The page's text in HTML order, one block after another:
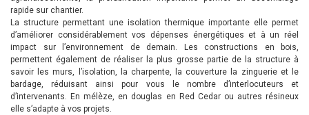
rapide sur chantier.
La structure permettant une isolation thermique importante elle permet
d’améliorer considérablement vos dépenses énergétiques et à un réel
impact sur l’environnement de demain. Les constructions en bois,
permettent également de réaliser la plus grosse partie de la structure à
savoir les murs, l’isolation, la charpente, la couverture la zinguerie et le
bardage, réduisant ainsi pour vous le nombre d’interlocuteurs et
d’intervenants. En mélèze, en douglas en Red Cedar ou autres résineux
elle s’adapte à vos projets.